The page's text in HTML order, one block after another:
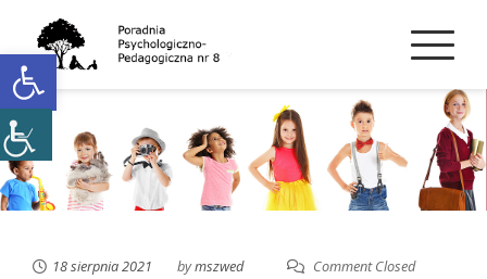
Open toolbar
content
18 sierpnia 2021 bymszwed Comment Closed